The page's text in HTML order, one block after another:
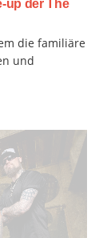
up der The
die familiäre
und